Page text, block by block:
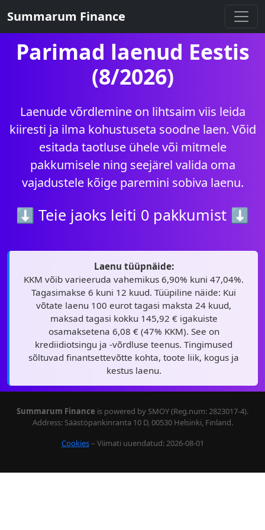
Summarum Finance
Parimad laenud Eestis
(8/2026)
Laenude võrdlemine on lihtsaim viis leida
kiiresti ja ilma kohustuseta soodne laen. Võid
esitada taotluse ühele või mitmele
pakkumisele ning seejärel valida oma
vajadustele kõige paremini sobiva laenu.
⬇ Teie jaoks leiti 0 pakkumist ⬇
Laenu tüüpnäide:
KKM võib varieeruda vahemikus 6,90% kuni 47,04%.
Tagasimakse 6 kuni 12 kuud. Tüüpiline näide: Kui
võtate laenu 100 eurot tagasi maksta 24 kuud,
maksad tagasi kokku 145,92 € igakuiste
osamaksetena 6,08 € (47% KKM). See on
krediidiotsingu ja -võrdluse teenus. Tingimused
sõltuvad finantsettevõtte kohta, toote liik, kogus ja
kestus laenu.
Summarum Finance is powered by SMOY (Reg.num: 2823017-4).
Address: Säästöpankinranta 10 D, 00530 Helsinki, Finland.
Cookies– Viimati uuendatud: 2026-08-01